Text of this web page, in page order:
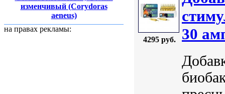
изменчивый (Corydoras
aeneus)
на правах рекламы:
4295 руб.
30